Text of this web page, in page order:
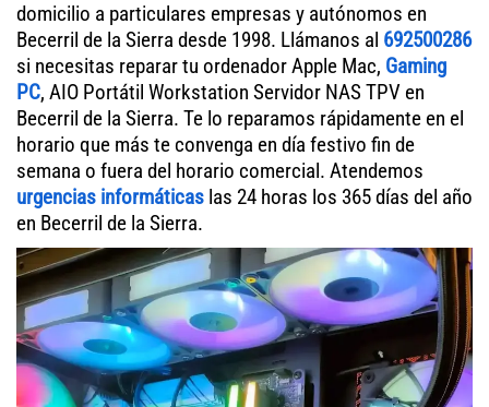
domicilio a particulares empresas y autónomos en
Becerril de la Sierra desde 1998. Llámanos al 692500286
si necesitas reparar tu ordenador Apple Mac, Gaming
PC, AIO Portátil Workstation Servidor NAS TPV en
Becerril de la Sierra. Te lo reparamos rápidamente en el
horario que más te convenga en día festivo fin de
semana o fuera del horario comercial. Atendemos
urgencias informáticas las 24 horas los 365 días del año
en Becerril de la Sierra.